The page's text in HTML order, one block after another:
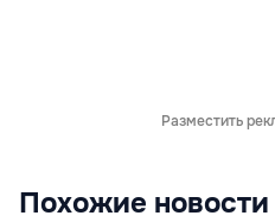
Разместить
Похожие новости